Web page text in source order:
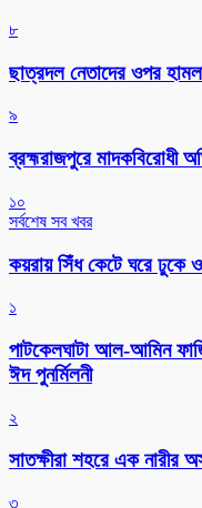
৮
ছাত্রদল নেতাদের ওপর
৯
ব্রহ্মরাজপুরে মাদকবিরোধী
১০
সর্বশেষ সব খবর
কয়রায় সিঁধ কেটে ঘরে ঢুকে
১
পাটকেলঘাটা আল-আমিন
ঈদ পুনর্মিলনী
২
সাতক্ষীরা শহরে এক নারীর
৩